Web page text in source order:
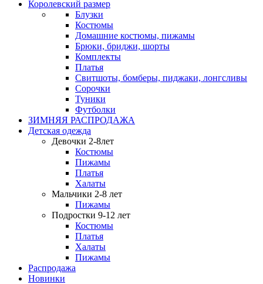
Королевский размер
Блузки
Костюмы
Домашние костюмы, пижамы
Брюки, бриджи, шорты
Комплекты
Платья
Свитшоты, бомберы, пиджаки, лонгсливы
Сорочки
Туники
Футболки
ЗИМНЯЯ РАСПРОДАЖА
Детская одежда
Девочки 2-8лет
Костюмы
Пижамы
Платья
Халаты
Мальчики 2-8 лет
Пижамы
Подростки 9-12 лет
Костюмы
Платья
Халаты
Пижамы
Распродажа
Новинки